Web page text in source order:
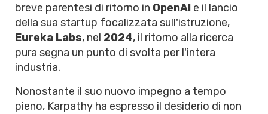
breve parentesi di ritorno in OpenAI e il lancio
della sua startup focalizzata sull'istruzione,
Eureka Labs, nel 2024, il ritorno alla ricerca
pura segna un punto di svolta per l'intera
industria.
Nonostante il suo nuovo impegno a tempo
pieno, Karpathy ha espresso il desiderio di non